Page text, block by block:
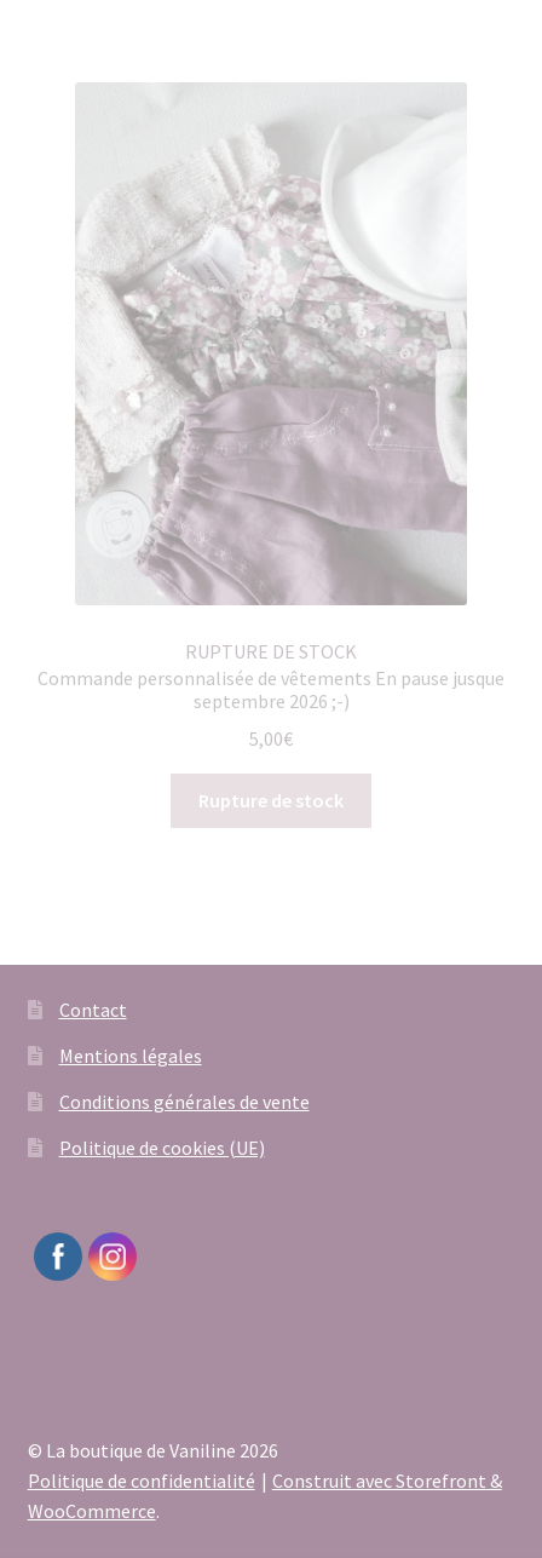
RUPTURE DE STOCK
Commande personnalisée de vêtements En pause jusque
septembre 2026 ;-)
5,00€
Rupture de stock
Contact
Mentions légales
Conditions générales de vente
Politique de cookies (UE)
© La boutique de Vaniline 2026
Politique de confidentialité
Construit avec Storefront &
WooCommerce.